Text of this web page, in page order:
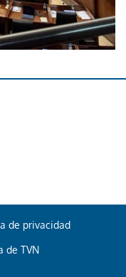
de privacidad
de TVN